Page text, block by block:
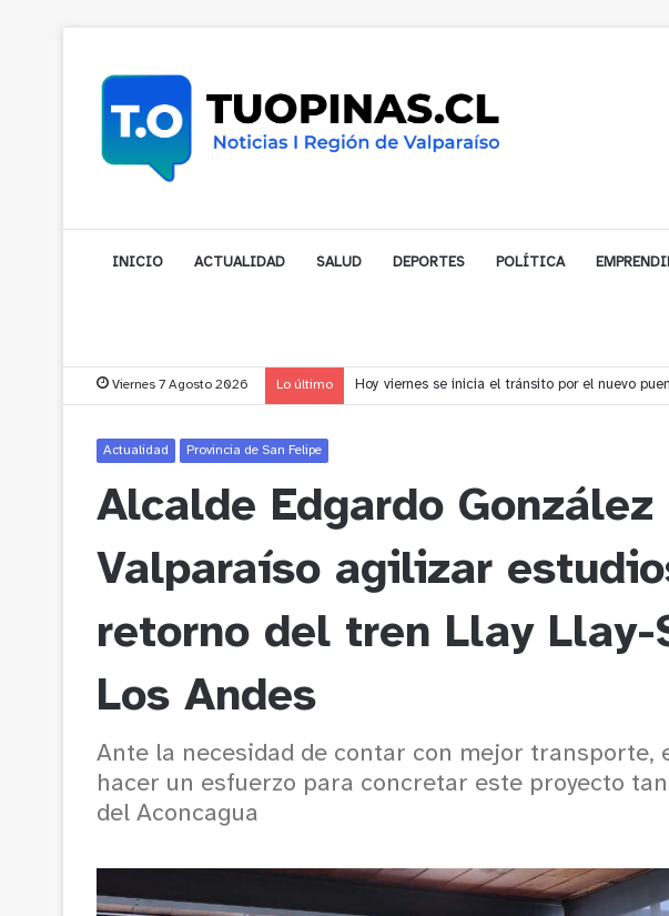
INICIO ACTUALIDAD SALUD DEPORTES POLÍTICA
Viernes 7 Agosto 2026 Lo último Vecinos de Puchuncaví denuncian presunto
Actualidad Provincia de San Felipe
Alcalde Edgardo González
Valparaíso agilizar
retorno del tren Llay Llay-
Los Andes
Ante la necesidad de contar con mejor transporte,
hacer un esfuerzo para concretar este proyecto
del Aconcagua